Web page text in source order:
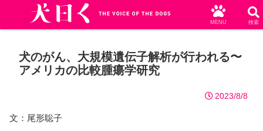
犬のがん、大規模遺伝子解析が行われる〜
アメリカの比較腫瘍学研究
2023/8/8
文：尾形聡子
MENU 検索